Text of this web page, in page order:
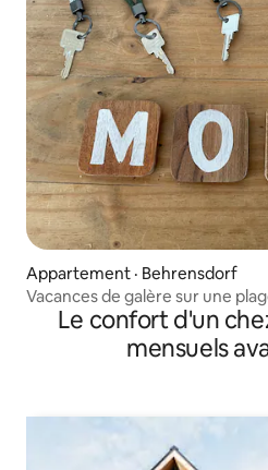
Appartement · Behrensdorf
Vacances de galère sur une
Le confort d'un
mensuels